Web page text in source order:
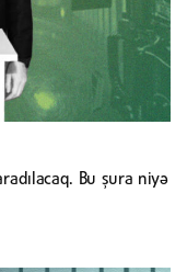
Bu şura niyə